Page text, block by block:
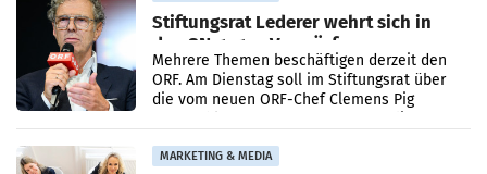
Stiftungsrat Lederer wehrt sich in
den SN gegen Vorwürfe
Mehrere Themen beschäftigen derzeit den
ORF. Am Dienstag soll im Stiftungsrat über
die vom neuen ORF-Chef Clemens Pig
MARKETING & MEDIA